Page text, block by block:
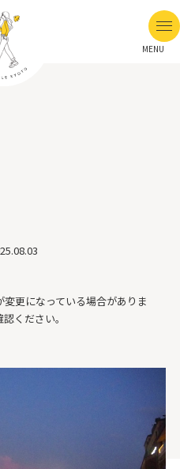
MENU
更になっている場合がありま
ください。